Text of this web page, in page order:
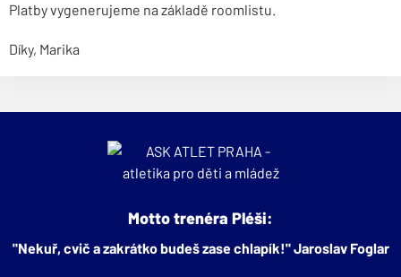
Platby vygenerujeme na základě roomlistu.
Díky, Marika
Motto trenéra Pléši:
"Nekuř, cvič a zakrátko budeš zase chlapík!" Jaroslav Foglar